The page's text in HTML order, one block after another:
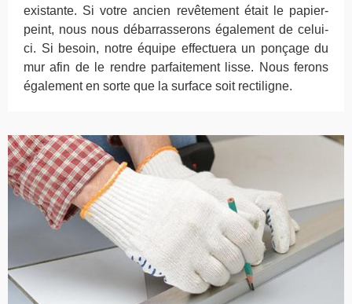
existante. Si votre ancien revêtement était le papier-
peint, nous nous débarrasserons également de celui-
ci. Si besoin, notre équipe effectuera un ponçage du
mur afin de le rendre parfaitement lisse. Nous ferons
également en sorte que la surface soit rectiligne.